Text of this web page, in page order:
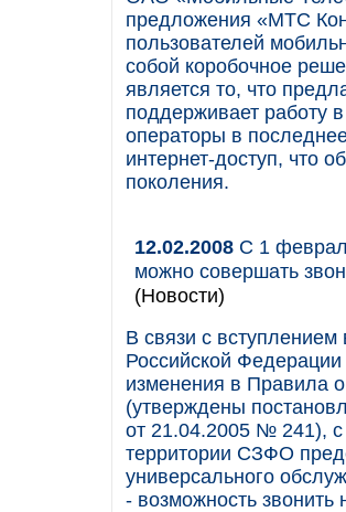
предложения «МТС
пользователей
собой коробочное
является то, что
поддерживает работу
операторы в
интернет-доступ, что
поколения.
12.02.2008 С 1
можно совершать
(Новости)
В связи с
Российской
изменения в Правила
(утверждены
от 21.04.2005 № 241),
территории СЗФО
универсального
- возможность